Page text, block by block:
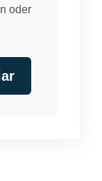
oder